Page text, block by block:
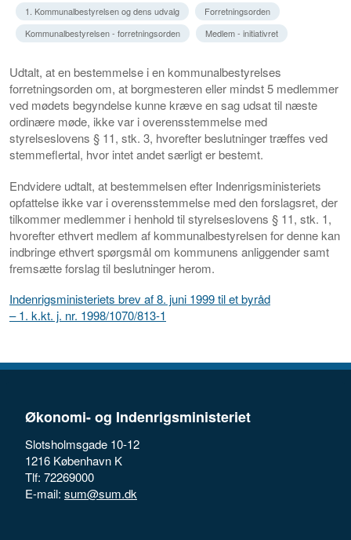
1. Kommunalbestyrelsen og dens udvalg
Forretningsorden
Kommunalbestyrelsen - forretningsorden
Medlem - initiativret
Udtalt, at en bestemmelse i en kommunalbestyrelses
forretningsorden om, at borgmesteren eller mindst 5 medlemmer
ved mødets begyndelse kunne kræve en sag udsat til næste
ordinære møde, ikke var i overensstemmelse med
styrelseslovens § 11, stk. 3, hvorefter beslutninger træffes ved
stemmeflertal, hvor intet andet særligt er bestemt.
Endvidere udtalt, at bestemmelsen efter Indenrigsministeriets
opfattelse ikke var i overensstemmelse med den forslagsret, der
tilkommer medlemmer i henhold til styrelseslovens § 11, stk. 1,
hvorefter ethvert medlem af kommunalbestyrelsen for denne kan
indbringe ethvert spørgsmål om kommunens anliggender samt
fremsætte forslag til beslutninger herom.
Indenrigsministeriets brev af 8. juni 1999 til et byråd
– 1. k.kt. j. nr. 1998/1070/813-1
Økonomi- og Indenrigsministeriet
Slotsholmsgade 10-12
1216 København K
Tlf: 72269000
E-mail: sum@sum.dk